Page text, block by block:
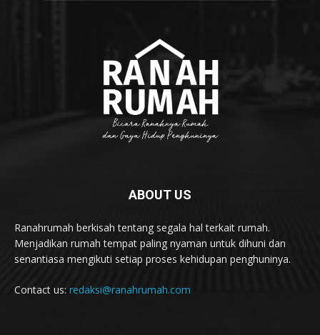
ABOUT US
Ranahrumah berkisah tentang segala hal terkait rumah.
Menjadikan rumah tempat paling nyaman untuk dihuni dan
senantiasa mengikuti setiap proses kehidupan penghuninya.
Contact us: redaksi@ranahrumah.com